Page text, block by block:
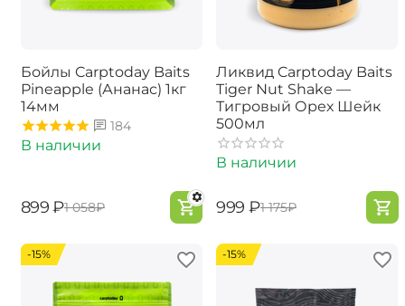
Бойлы Carptoday Baits
Pineapple (Ананас) 1кг
14мм
184
В наличии
‍899‍ ₽‍1 058‍₽
Ликвид Carptoday Baits
Tiger Nut Shake —
Тигровый Орех Шейк
500мл
В наличии
‍999‍ ₽‍1 175‍₽
-15% -15%